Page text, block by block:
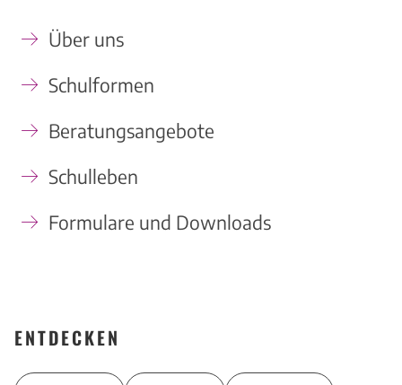
Über uns
Schulformen
Beratungsangebote
Schulleben
Formulare und Downloads
ENTDECKEN